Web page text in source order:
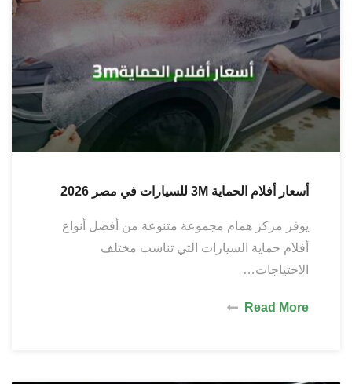
أسعار أفلام الحماية 3M للسيارات في مصر 2026
يوفر مركز همام مجموعة متنوعة من أفضل أنواع
أفلام حماية السيارات التي تناسب مختلف
الاحتياجات…
Read More